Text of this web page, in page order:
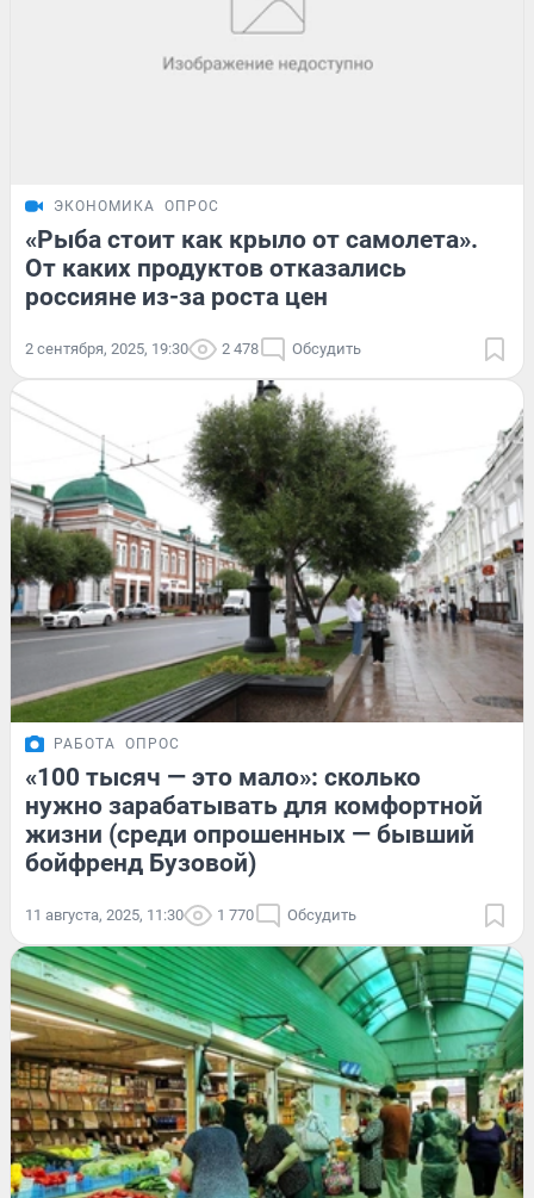
ЭКОНОМИКА ОПРОС
«Рыба стоит как крыло от самолета».
От каких продуктов отказались
россияне из-за роста цен
2 сентября, 2025, 19:30 2 478 Обсудить
РАБОТА ОПРОС
«100 тысяч — это мало»: сколько
нужно зарабатывать для комфортной
жизни (среди опрошенных — бывший
бойфренд Бузовой)
11 августа, 2025, 11:30 1 770 Обсудить